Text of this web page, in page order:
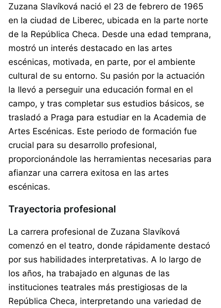
Zuzana Slavíková nació el 23 de febrero de 1965
en la ciudad de Liberec, ubicada en la parte norte
de la República Checa. Desde una edad temprana,
mostró un interés destacado en las artes
escénicas, motivada, en parte, por el ambiente
cultural de su entorno. Su pasión por la actuación
la llevó a perseguir una educación formal en el
campo, y tras completar sus estudios básicos, se
trasladó a Praga para estudiar en la Academia de
Artes Escénicas. Este periodo de formación fue
crucial para su desarrollo profesional,
proporcionándole las herramientas necesarias para
afianzar una carrera exitosa en las artes
escénicas.
Trayectoria profesional
La carrera profesional de Zuzana Slavíková
comenzó en el teatro, donde rápidamente destacó
por sus habilidades interpretativas. A lo largo de
los años, ha trabajado en algunas de las
instituciones teatrales más prestigiosas de la
República Checa, interpretando una variedad de